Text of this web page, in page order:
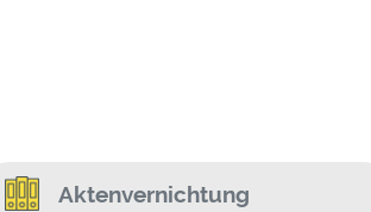
Aktenvernichtung